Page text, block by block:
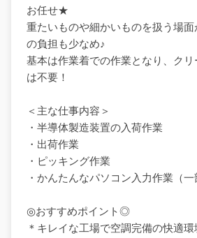
お任せ★
重たいものや細かいものを扱う場
の負担も少なめ♪
基本は作業着での作業となり、クリ
は不要！
＜主な仕事内容＞
・半導体製造装置の入荷作業
・出荷作業
・ピッキング作業
・かんたんなパソコン入力作業（一
◎おすすめポイント◎
＊キレイな工場で空調完備の快適環